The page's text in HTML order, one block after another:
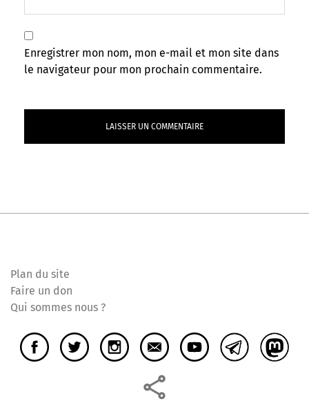
Enregistrer mon nom, mon e-mail et mon site dans
le navigateur pour mon prochain commentaire.
Plan du site
Faire un don
Qui sommes nous ?